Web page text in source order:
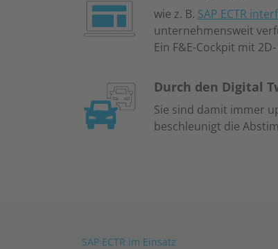
wie z. B. SAP ECTR
unternehmensweit
Ein F&E-Cockpit mit
Durch den Digital
Sie sind damit immer
beschleunigt die
SAP ECTR im Einsatz